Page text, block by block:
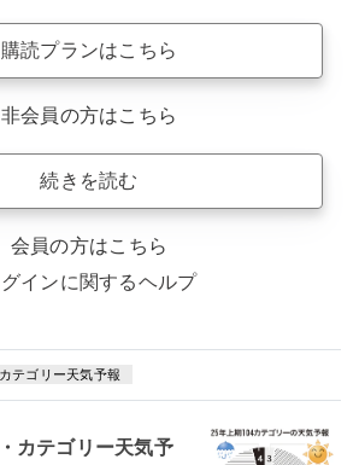
購読プランはこちら
非会員の方はこちら
続きを読む
会員の方はこちら
グインに関するヘルプ
テゴリー天気予報
カテゴリー天気予